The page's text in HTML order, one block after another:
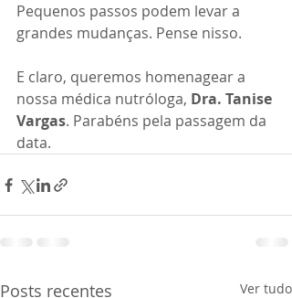
Pequenos passos podem levar a
grandes mudanças. Pense nisso.
E claro, queremos homenagear a
nossa médica nutróloga, Dra. Tanise
Vargas. Parabéns pela passagem da
data.
Posts recentes Ver tudo